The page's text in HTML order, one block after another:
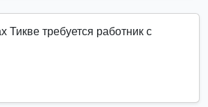
Тикве требуется работник с